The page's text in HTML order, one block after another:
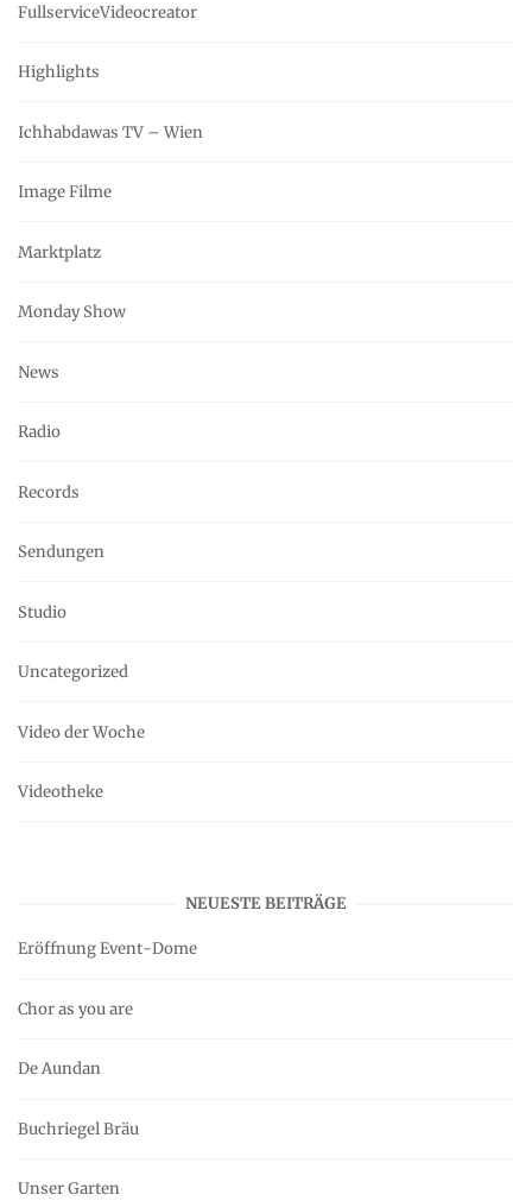
FullserviceVideocreator
Highlights
Ichhabdawas TV – Wien
Image Filme
Marktplatz
Monday Show
News
Radio
Records
Sendungen
Studio
Uncategorized
Video der Woche
Videotheke
NEUESTE BEITRÄGE
Eröffnung Event-Dome
Chor as you are
De Aundan
Buchriegel Bräu
Unser Garten